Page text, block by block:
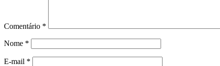
Comentário *
Nome *
E-mail *